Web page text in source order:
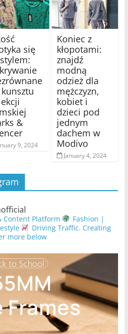
się
&
9, 2024
Koniec z
kłopotami:
znajdź
modną
odzież dla
mężczyzn,
kobiet i
dzieci pod
jednym
dachem w
Modivo
January 4, 2024
Content Platform
Fashion |
Driving Traffic. Creating
more below